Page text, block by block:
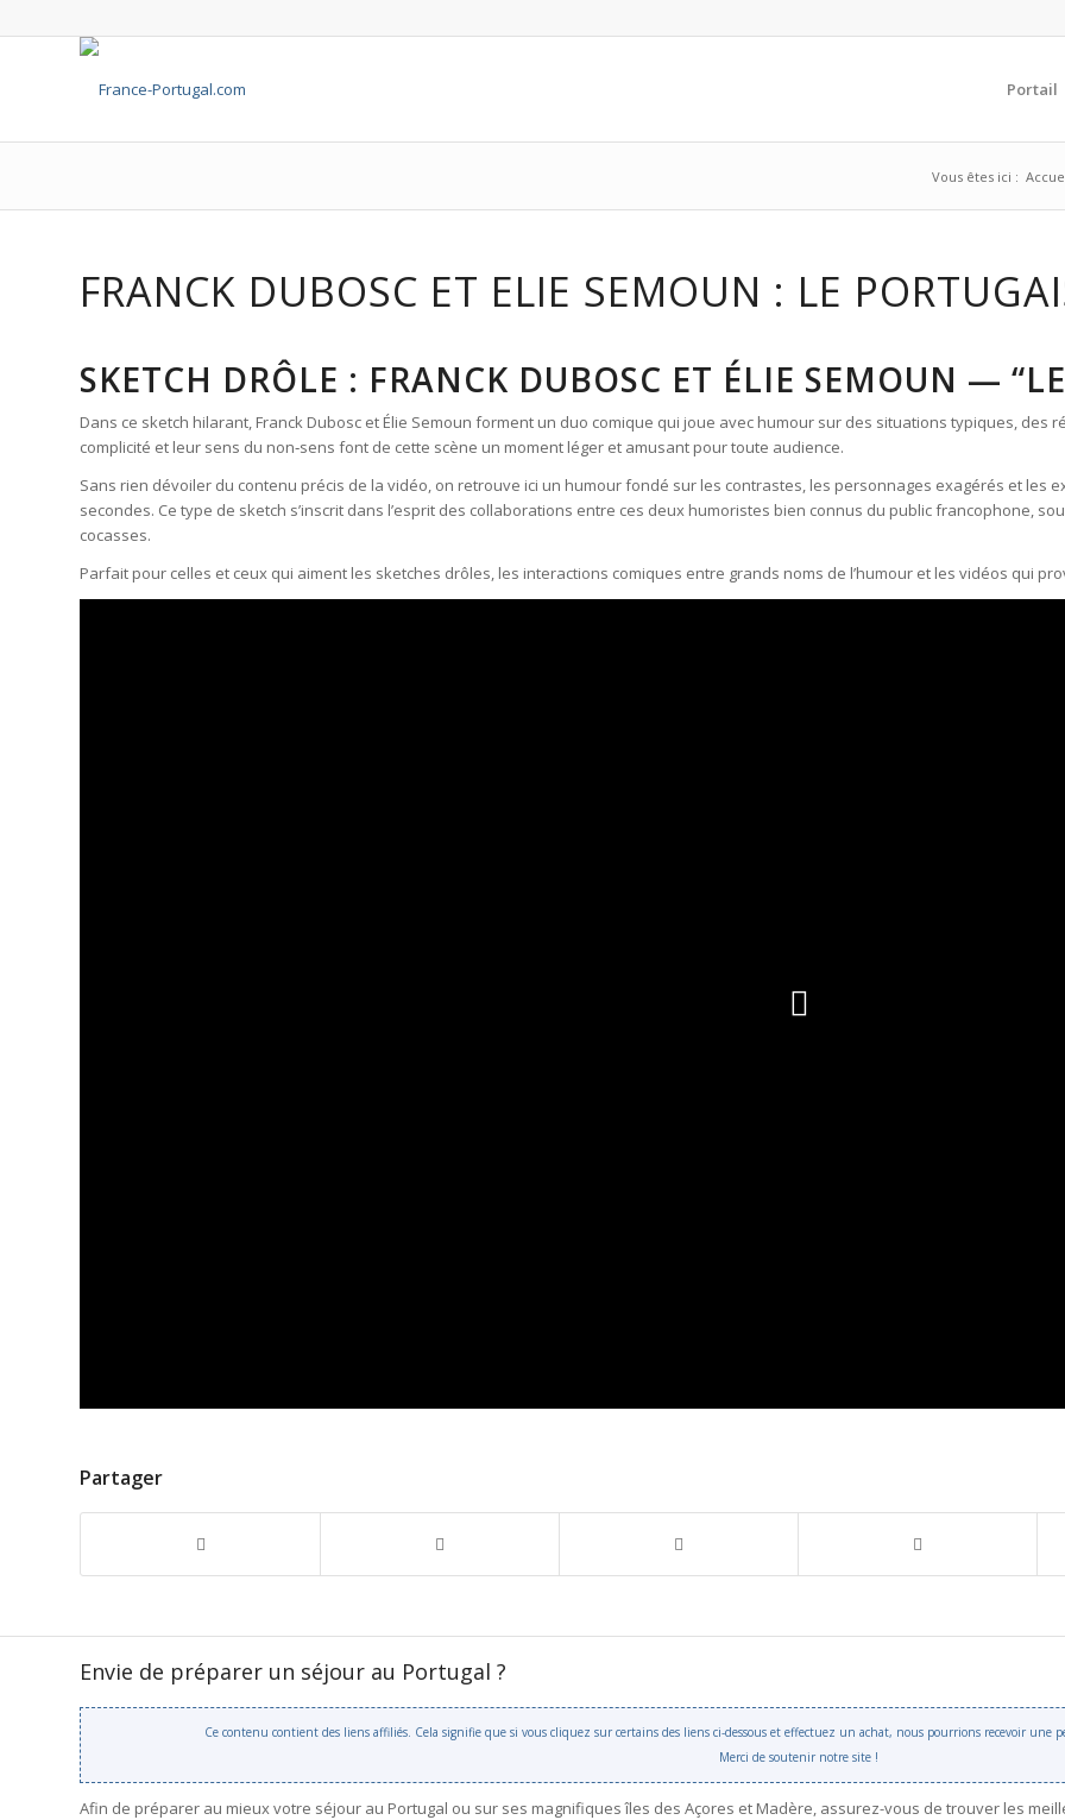
Portail
Vous êtes ici :
FRANCK DUBOSC ET ELIE SEMOUN : LE
SKETCH DRÔLE : FRANCK DUBOSC ET ÉLIE SEMOUN —
Dans ce sketch hilarant, Franck Dubosc et Élie Semoun forment un duo comique qui joue avec humour sur des situations typiques,
complicité et leur sens du non‑sens font de cette scène un moment léger et amusant pour toute audience.
Sans rien dévoiler du contenu précis de la vidéo, on retrouve ici un humour fondé sur les contrastes, les personnages exagérés et
secondes. Ce type de sketch s’inscrit dans l’esprit des collaborations entre ces deux humoristes bien connus du public francophone,
cocasses.
Parfait pour celles et ceux qui aiment les sketches drôles, les interactions comiques entre grands noms de l’humour et les vidéos qui
Partager
Envie de préparer un séjour au Portugal ?
Ce contenu contient des liens affiliés. Cela signifie que si vous cliquez sur certains des liens ci-dessous et effectuez un achat, nous pourrions recevoir une
Merci de soutenir notre site !
Afin de préparer au mieux votre séjour au Portugal ou sur ses magnifiques îles des Açores et Madère, assurez-vous de trouver les